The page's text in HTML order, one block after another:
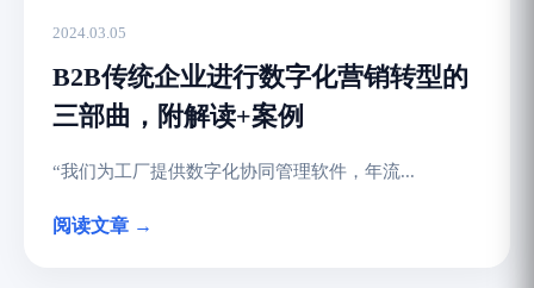
2024.03.05
B2B传统企业进行数字化营销转型的
三部曲，附解读+案例
“我们为工厂提供数字化协同管理软件，年流...
阅读文章 →